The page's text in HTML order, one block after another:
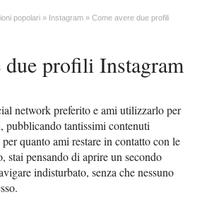
popolari Instagram
Come avere due profili
due profili Instagram
network preferito e ami utilizzarlo per
pubblicando tantissimi contenuti
quanto ami restare in contatto con le
stai pensando di aprire un secondo
indisturbato, senza che nessuno